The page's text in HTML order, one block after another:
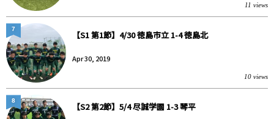
11 views
【S1 第1節】4/30 徳島市立 1-4 徳島北
Apr 30, 2019
10 views
7
【S2 第2節】5/4 尽誠学園 1-3 琴平
8